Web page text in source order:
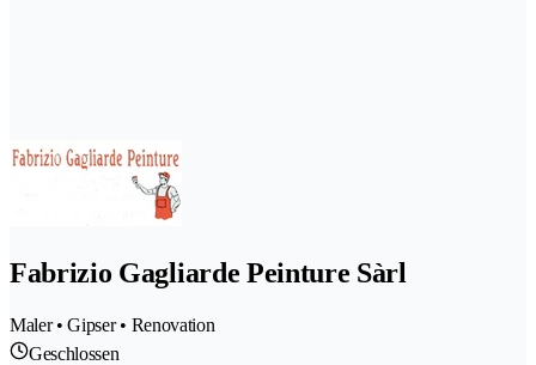
Fabrizio Gagliarde Peinture Sàrl
Maler • Gipser • Renovation
Geschlossen